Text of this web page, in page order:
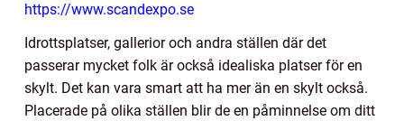
https://www.scandexpo.se
Idrottsplatser, gallerior och andra ställen där det
passerar mycket folk är också idealiska platser för en
skylt. Det kan vara smart att ha mer än en skylt också.
Placerade på olika ställen blir de en påminnelse om ditt